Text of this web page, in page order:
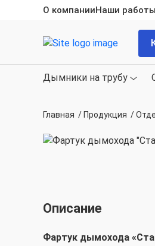
О компанииНаши работы
Дымники на трубу
Главная / Продукция /
Описание
Фартук дымохода